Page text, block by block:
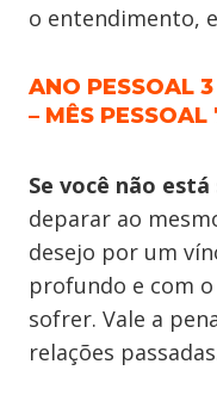
o entendimento,
ANO PESSOAL
– MÊS PESSOAL
Se você não
deparar ao
desejo por um
profundo e com
sofrer. Vale a
relações